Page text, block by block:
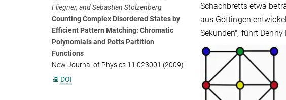
Schachbretts etwa
aus Göttingen
Sekunden", führt
Fliegner, and Sebastian Stolzenberg
Counting Complex Disordered States by
Efficient Pattern Matching: Chromatic
Polynomials and Potts Partition
Functions
New Journal of Physics 11 023001 (2009)
DOI